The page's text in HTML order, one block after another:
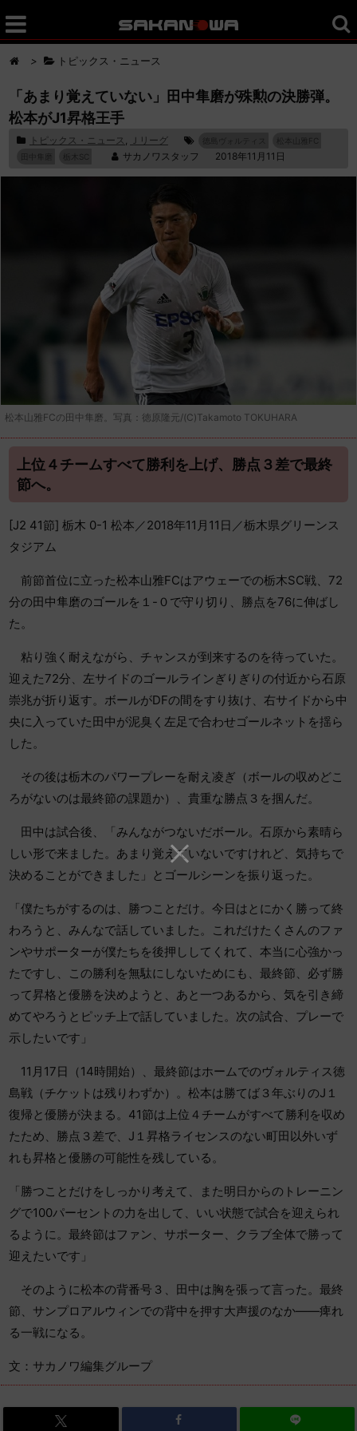
> トピックス・ニュース
「あまり覚えていない」田中隼磨が殊勲の決勝弾。
松本がJ1昇格王手
トピックス・ニュース , Ｊリーグ
松本山雅FC
サカノワスタッフ 2018年11月11日
松本山雅FCの田中隼磨。写真：徳原隆元/(C)Takamoto TOKUHARA
上位４チームすべて勝利を上げ、勝点３差で最終
節へ。
[J2 41節] 栃木 0-1 松本／2018年11月11日／栃木県グリーンス
タジアム
前節首位に立った松本山雅FCはアウェーでの栃木SC戦、72
分の田中隼磨のゴールを１-０で守り切り、勝点を76に伸ばし
た。
粘り強く耐えながら、チャンスが到来するのを待っていた。
迎えた72分、左サイドのゴールラインぎりぎりの付近から石原
崇兆が折り返す。ボールがDFの間をすり抜け、右サイドから中
央に入っていた田中が泥臭く左足で合わせゴールネットを揺ら
した。
その後は栃木のパワープレーを耐え凌ぎ（ボールの収めどこ
ろがないのは最終節の課題か）、貴重な勝点３を掴んだ。
田中は試合後、「みんながつないだボール。石原から素晴ら
しい形で来ました。あまり覚えていないですけれど、気持ちで
決めることができました」とゴールシーンを振り返った。
「僕たちがするのは、勝つことだけ。今日はとにかく勝って終
わろうと、みんなで話していました。これだけたくさんのファ
ンやサポーターが僕たちを後押ししてくれて、本当に心強かっ
たですし、この勝利を無駄にしないためにも、最終節、必ず勝
って昇格と優勝を決めようと、あと一つあるから、気を引き締
めてやろうとピッチ上で話していました。次の試合、プレーで
示したいです」
11月17日（14時開始）、最終節はホームでのヴォルティス徳
島戦（チケットは残りわずか）。松本は勝てば３年ぶりのJ１
復帰と優勝が決まる。41節は上位４チームがすべて勝利を収め
たため、勝点３差で、J１昇格ライセンスのない町田以外いず
れも昇格と優勝の可能性を残している。
「勝つことだけをしっかり考えて、また明日からのトレーニン
グで100パーセントの力を出して、いい状態で試合を迎えられ
るように。最終節はファン、サポーター、クラブ全体で勝って
迎えたいです」
そのように松本の背番号３、田中は胸を張って言った。最終
節、サンプロアルウィンでの背中を押す大声援のなか――痺れ
る一戦になる。
文：サカノワ編集グループ